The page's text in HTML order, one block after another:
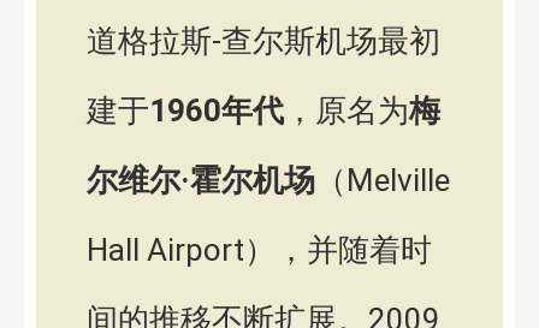
道格拉斯-查尔斯机场最初
建于1960年代 ，原名为梅
尔维尔·霍尔机场 （Melville
Hall Airport），并随着时
间的推移不断扩展。2009